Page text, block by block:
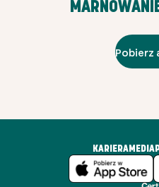
Pobierz
KARIERA MEDIA